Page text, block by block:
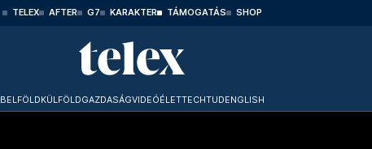
TELEX AFTER G7 KARAKTER TÁMOGATÁS SHOP
BELFÖLDKÜLFÖLDGAZDASÁGVIDEÓÉLETTECHTUDENGLISH